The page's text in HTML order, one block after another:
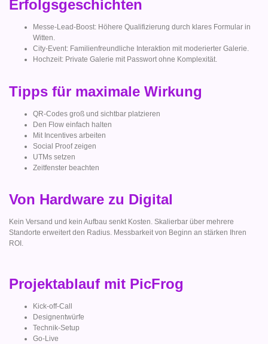
Erfolgsgeschichten
Messe-Lead-Boost: Höhere Qualifizierung durch klares Formular in
Witten.
City-Event: Familienfreundliche Interaktion mit moderierter Galerie.
Hochzeit: Private Galerie mit Passwort ohne Komplexität.
Tipps für maximale Wirkung
QR-Codes groß und sichtbar platzieren
Den Flow einfach halten
Mit Incentives arbeiten
Social Proof zeigen
UTMs setzen
Zeitfenster beachten
Von Hardware zu Digital
Kein Versand und kein Aufbau senkt Kosten. Skalierbar über mehrere
Standorte erweitert den Radius. Messbarkeit von Beginn an stärken Ihren
ROI.
Projektablauf mit PicFrog
Kick-off-Call
Designentwürfe
Technik-Setup
Go-Live